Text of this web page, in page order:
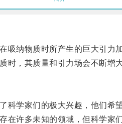
纳物质时所产生的巨大引力加
，其质量和引力场会不断增大
学家们的极大兴趣，他们希望
许多未知的领域，但科学家们